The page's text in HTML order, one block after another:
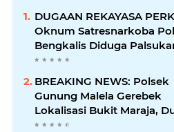
DUGAAN REKAYASA
Oknum Satresnarkoba
Bengkalis Diduga
Barang Bukti Hingga Paksa
BREAKING NEWS: Polsek
Gunung Malela Gerebek
Lokalisasi Bukit Maraja,
Perempuan Menangis Saat